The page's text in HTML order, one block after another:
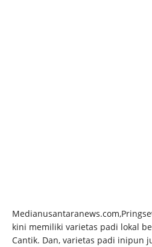
kini memiliki varietas padi lokal
Cantik. Dan, varietas padi inipun